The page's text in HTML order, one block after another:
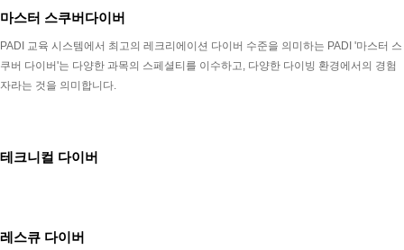
마스터 스쿠버다이버
PADI 교육 시스템에서 최고의 레크리에이션 다이버 수준을 의미하는 PADI '마스터 스
쿠버 다이버'는 다양한 과목의 스페셜티를 이수하고, 다양한 다이빙 환경에서의 경험
자라는 것을 의미합니다.
테크니컬 다이버
레스큐 다이버